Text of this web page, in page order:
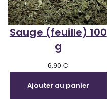
Sauge (feuille) 100
g
6,90€
Ajouter au panier